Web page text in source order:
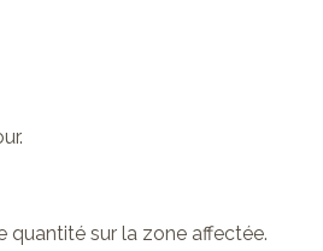
quantité sur la zone affectée.